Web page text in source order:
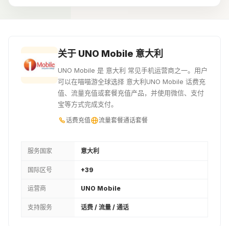
关于 UNO Mobile 意大利
UNO Mobile 是 意大利 常见手机运营商之一。用户
可以在喵喵游全球选择 意大利UNO Mobile 话费充
值、流量充值或套餐充值产品，并使用微信、支付
宝等方式完成支付。
话费充值 流量套餐通话套餐
服务国家 意大利
国际区号 +39
运营商 UNO Mobile
支持服务 话费 / 流量 / 通话